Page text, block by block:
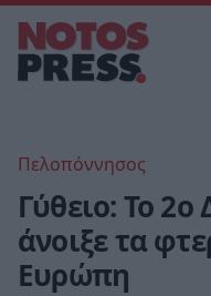
Πελοπόννησος
Γύθειο: Το 2ο
άνοιξε τα
Ευρώπη